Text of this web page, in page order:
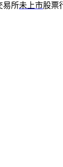
易所未上市股票